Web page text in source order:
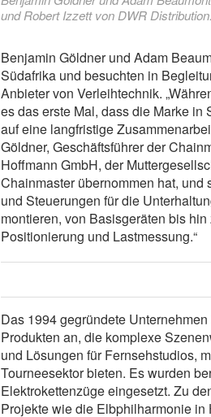
und Robert Izzett von DWR Distribution.
Benjamin Göldner und Adam
Südafrika und besuchten in
Anbieter von Verleihtechnik.
es das erste Mal, dass die Marke in
auf eine langfristige
Göldner, Geschäftsführer der
Hoffmann GmbH, der
Chainmaster übernommen hat,
und Steuerungen für die
montieren, von Basisgeräten bis
Positionierung und Lastmessung.“
Das 1994 gegründete
Produkten an, die komplexe
und Lösungen für Fernsehstudios,
Tourneesektor bieten. Es wurden
Elektrokettenzüge eingesetzt. Zu
Projekte wie die Elbphilharmonie